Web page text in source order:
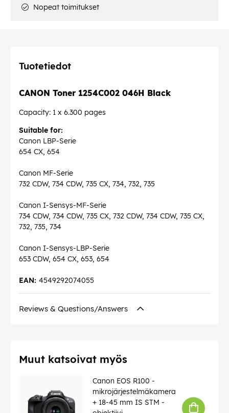
Nopeat toimitukset
Tuotetiedot
CANON Toner 1254C002 046H Black
Capacity: 1 x 6.300 pages
Suitable for:
Canon LBP-Serie
654 CX, 654
Canon MF-Serie
732 CDW, 734 CDW, 735 CX, 734, 732, 735
Canon I-Sensys-MF-Serie
734 CDW, 734 CDW, 735 CX, 732 CDW, 734 CDW, 735 CX,
732, 735, 734
Canon I-Sensys-LBP-Serie
653 CDW, 654 CX, 653, 654
4549292074055
EAN:
Reviews & Questions/Answers
Muut katsoivat myös
Canon EOS R100 -
mikrojärjestelmäkamera
+ 18-45 mm IS STM -